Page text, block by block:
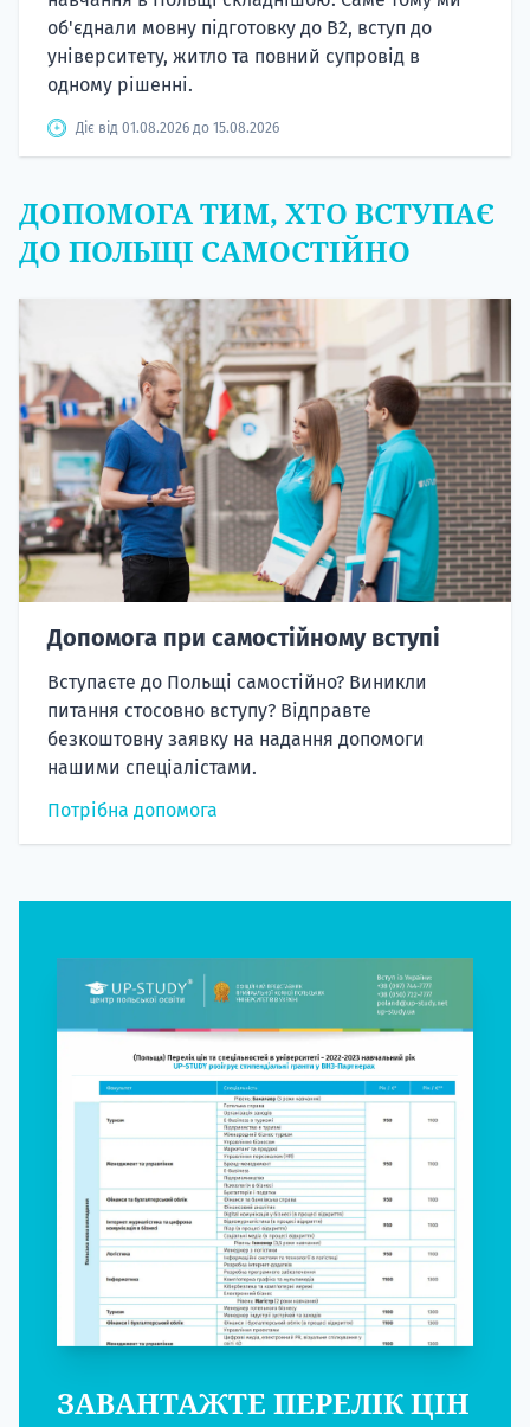
об'єднали мовну підготовку до В2, вступ до
університету, житло та повний супровід в
одному рішенні.
Діє від 01.08.2026 до 15.08.2026
ДОПОМОГА ТИМ, ХТО ВСТУПАЄ
ДО ПОЛЬЩІ САМОСТІЙНО
Допомога при самостійному вступі
Вступаєте до Польщі самостійно? Виникли
питання стосовно вступу? Відправте
безкоштовну заявку на надання допомоги
нашими спеціалістами.
Потрібна допомога
ЗАВАНТАЖТЕ ПЕРЕЛІК ЦІН